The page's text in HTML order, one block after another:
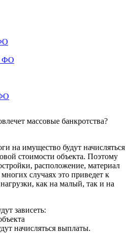
ФО
массовые банкротства?
на имущество будут начисляться
стоимости объекта. Поэтому
расположение, материал
случаях это приведет к
как на малый, так и на
зависеть:
начисляться выплаты.